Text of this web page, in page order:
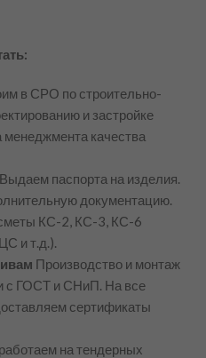
в СРО по строительно-
и застройке
качества
Выдаем паспорта на изделия.
документацию.
КС-2, КС-3, КС-6
и т.д.).
Производство и монтаж
с ГОСТ и СНиП. На все
сертификаты
на тендерных